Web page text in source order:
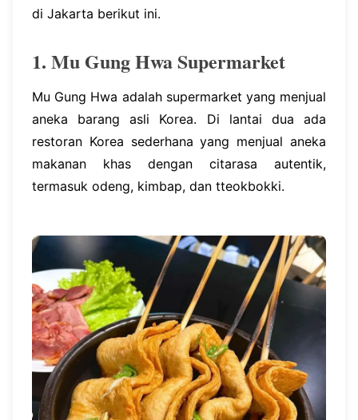
di Jakarta berikut ini.
1. Mu Gung Hwa Supermarket
Mu Gung Hwa adalah supermarket yang menjual
aneka barang asli Korea. Di lantai dua ada
restoran Korea sederhana yang menjual aneka
makanan khas dengan citarasa autentik,
termasuk odeng, kimbap, dan tteokbokki.